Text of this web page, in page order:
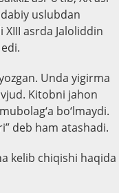
uslubdan
asrda Jaloliddin
Unda yigirma
Kitobni jahon
bo‘lmaydi.
deb ham atashadi.
kelib chiqishi haqida